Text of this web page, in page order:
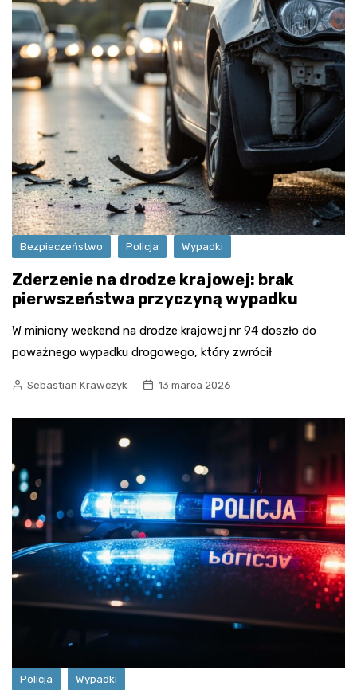
Bezpieczeństwo Policja Wypadki
Zderzenie na drodze krajowej: brak
pierwszeństwa przyczyną wypadku
W miniony weekend na drodze krajowej nr 94 doszło do
poważnego wypadku drogowego, który zwrócił
Sebastian Krawczyk 13 marca 2026
Policja Wypadki